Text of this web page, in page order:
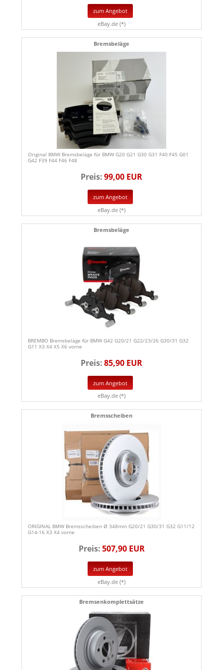
zum Angebot
eBay.de (*)
Bremsbeläge
Original BMW Bremsbeläge für BMW G20 G21 G30 G31 F40 F45 G01
G42 F39 F44 F46 F48
Preis:99,00 EUR
zum Angebot
eBay.de (*)
Bremsbeläge
BREMBO Bremsbeläge für BMW G42 G20/21 G22/23/26 G30/31 G32
G11 X3 X4 X5 X6 vorne
Preis:85,90 EUR
zum Angebot
eBay.de (*)
Bremsscheiben
ORIGINAL BMW Bremsscheiben Ø 348mm G20/21 G30/31 G32 G11/12
G14-16 X3 X4 vorne
Preis:507,90 EUR
zum Angebot
eBay.de (*)
Bremsenkomplettsätze